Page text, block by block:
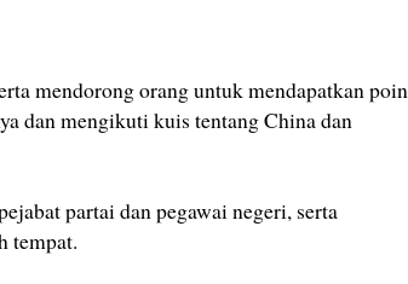
mendorong orang untuk mendapatkan poin
dan mengikuti kuis tentang China dan
partai dan pegawai negeri, serta
tempat.